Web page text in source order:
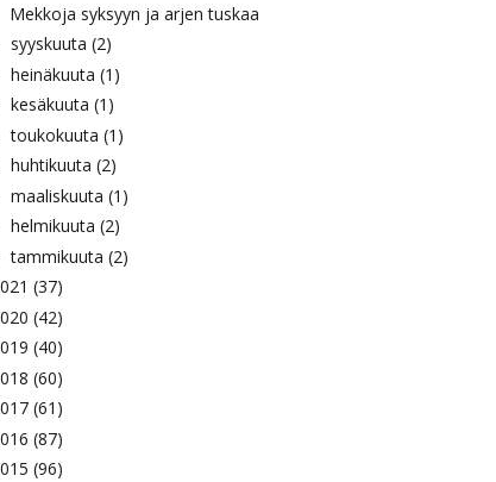
Mekkoja syksyyn ja arjen tuskaa
syyskuuta (2)
heinäkuuta (1)
kesäkuuta (1)
toukokuuta (1)
huhtikuuta (2)
maaliskuuta (1)
helmikuuta (2)
tammikuuta (2)
(37)
(42)
(40)
(60)
(61)
(87)
(96)